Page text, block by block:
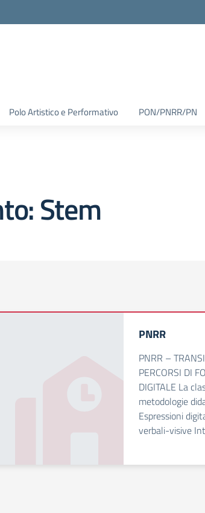
Polo Artistico e Performativo PON/PNRR/PN
Stem
PNRR
PNRR –
PERCORSI DI
DIGITALE La
metodologie
Espressioni
verbali-visive